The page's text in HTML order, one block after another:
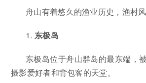
舟山有着悠久的渔业历史，渔村
1. 东极岛
东极岛位于舟山群岛的最东端，
摄影爱好者和背包客的天堂。